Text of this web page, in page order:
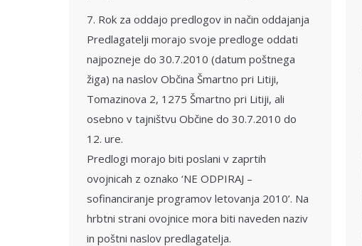
7. Rok za oddajo predlogov in način oddajanja
Predlagatelji morajo svoje predloge oddati
najpozneje do 30.7.2010 (datum poštnega
žiga) na naslov Občina Šmartno pri Litiji,
Tomazinova 2, 1275 Šmartno pri Litiji, ali
osebno v tajništvu Občine do 30.7.2010 do
12. ure.
Predlogi morajo biti poslani v zaprtih
ovojnicah z oznako ‘NE ODPIRAJ –
sofinanciranje programov letovanja 2010’. Na
hrbtni strani ovojnice mora biti naveden naziv
in poštni naslov predlagatelja.